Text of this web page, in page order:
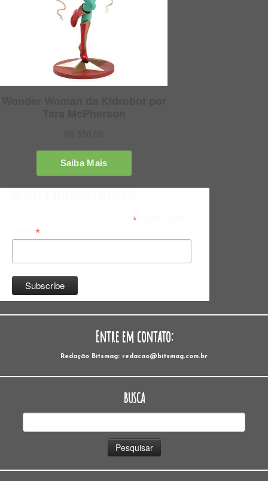
*indicates required
*
Entre em contato:
Redação Bitsmag: redacao@bitsmag.com.br
BUSCA